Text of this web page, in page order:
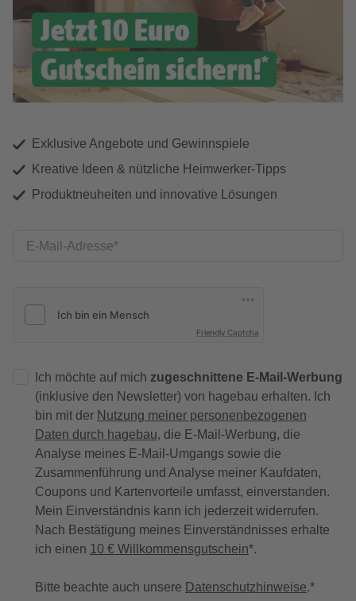
Exklusive Angebote und Gewinnspiele
Kreative Ideen & nützliche Heimwerker-Tipps
Produktneuheiten und innovative Lösungen
E-Mail-Adresse
Friendly Captcha
Ich möchte auf mich zugeschnittene E-Mail-Werbung
(inklusive den Newsletter) von hagebau erhalten. Ich
bin mit der Nutzung meiner personenbezogenen
Daten durch hagebau, die E-Mail-Werbung, die
Analyse meines E-Mail-Umgangs sowie die
Zusammenführung und Analyse meiner Kaufdaten,
Coupons und Kartenvorteile umfasst, einverstanden.
Mein Einverständnis kann ich jederzeit widerrufen.
Nach Bestätigung meines Einverständnisses erhalte
ich einen 10 € Willkommensgutschein*.
Bitte beachte auch unsere Datenschutzhinweise.